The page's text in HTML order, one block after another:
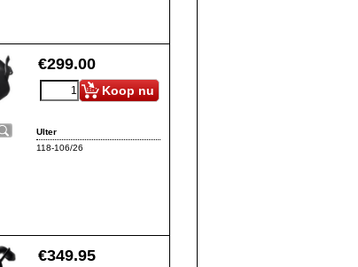
€299.00
Koop nu
Ulter
118-106/26
€349.95